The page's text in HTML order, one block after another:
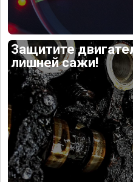
Защитите
лишней сажи!